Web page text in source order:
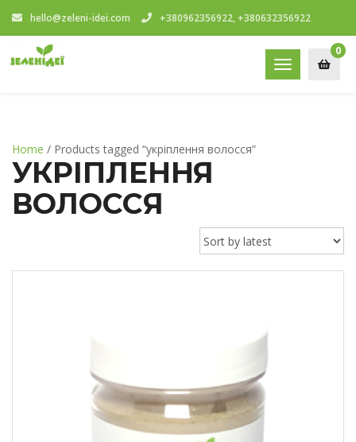
hello@zeleni-idei.com +380962356922, +380632356922
Toggle
navigation
0
Home / Products tagged “укріплення волосся”
УКРІПЛЕННЯ
ВОЛОССЯ